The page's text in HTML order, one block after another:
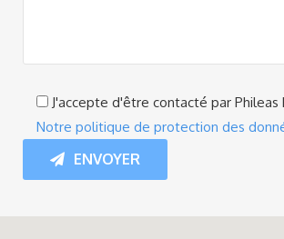
J'accepte d'être contacté par Phileas
Notre politique de protection des
ENVOYER